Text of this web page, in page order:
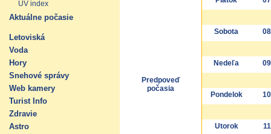
UV index
Aktuálne počasie
Letoviská
Voda
Hory
Snehové správy
Web kamery
Turist Info
Zdravie
Astro
Predpoveď
počasia
Sobota
Nedeľa
Pondelok
Utorok